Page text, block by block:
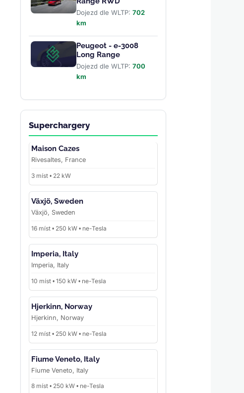
Dojezd dle WLTP: 702
km
Peugeot - e-3008
Long Range
Dojezd dle WLTP: 700
km
Superchargery
Maison Cazes
Rivesaltes, France
3 míst • 22 kW
Växjö, Sweden
Växjö, Sweden
16 míst • 250 kW • ne-Tesla
Imperia, Italy
Imperia, Italy
10 míst • 150 kW • ne-Tesla
Hjerkinn, Norway
Hjerkinn, Norway
12 míst • 250 kW • ne-Tesla
Fiume Veneto, Italy
Fiume Veneto, Italy
8 míst • 250 kW • ne-Tesla